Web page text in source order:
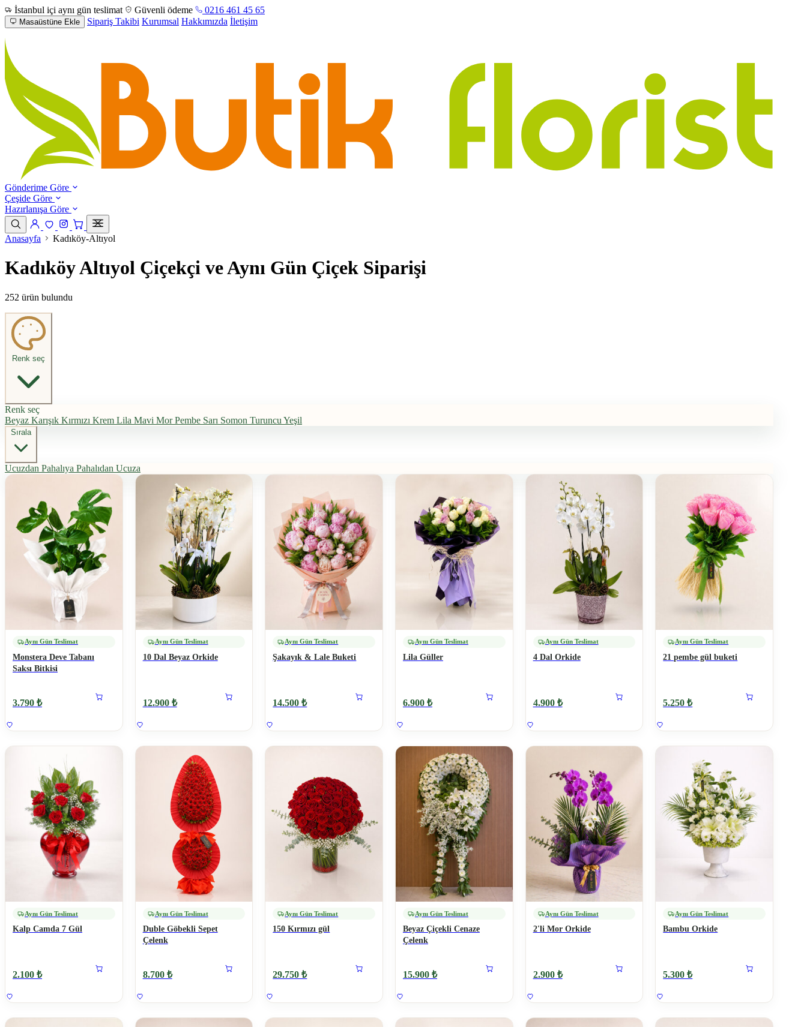
İstanbul içi aynı gün teslimat Güvenli ödeme 0216 461 45 65
Masaüstüne Ekle Sipariş Takibi Kurumsal Hakkımızda İletişim
Gönderime Göre
Çeşide Göre
Hazırlanışa Göre
Anasayfa Kadıköy-Altıyol
Kadıköy Altıyol Çiçekçi ve Aynı Gün Çiçek Siparişi
252 ürün bulundu
Renk seç
Renk seç
Beyaz Karışık Kırmızı Krem Lila Mavi Mor Pembe Sarı Somon Turuncu Yeşil
Sırala
Ucuzdan Pahalıya Pahalıdan Ucuza
Aynı Gün Teslimat
Monstera Deve Tabanı
Saksı Bitkisi
3.790 ₺
Aynı Gün Teslimat
10 Dal Beyaz Orkide
12.900 ₺
Aynı Gün Teslimat
Şakayık & Lale Buketi
14.500 ₺
Aynı Gün Teslimat
Lila Güller
6.900 ₺
Aynı Gün Teslimat
4 Dal Orkide
4.900 ₺
Aynı Gün Teslimat
21 pembe gül buketi
5.250 ₺
Aynı Gün Teslimat
Kalp Camda 7 Gül
2.100 ₺
Aynı Gün Teslimat
Duble Göbekli Sepet
Çelenk
8.700 ₺
Aynı Gün Teslimat
150 Kırmızı gül
29.750 ₺
Aynı Gün Teslimat
Beyaz Çiçekli Cenaze
Çelenk
15.900 ₺
Aynı Gün Teslimat
2'li Mor Orkide
2.900 ₺
Aynı Gün Teslimat
Bambu Orkide
5.300 ₺